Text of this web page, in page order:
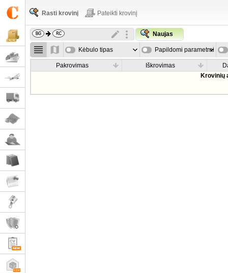
Rasti krovinį Pateikti krovinį
Naujas
Kėbulo tipas Papildomi parametrai
Pakrovimas Iškrovimas
Krovinių